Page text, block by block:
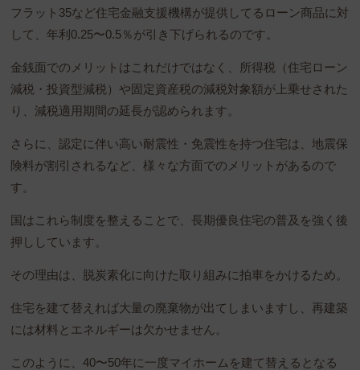
フラット35など住宅金融支援機構が提供してるローン商品に対
して、年利0.25〜0.5％が引き下げられるのです。
金銭面でのメリットはこれだけではなく、所得税（住宅ローン
減税・投資型減税）や固定資産税の減税対象額が上乗せされた
り、減税適用期間の延長が認められます。
さらに、認定に伴い高い耐震性・免震性を持つ住宅は、地震保
険料が割引されるなど、様々な方面でのメリットがあるので
す。
国はこれら制度を整えることで、長期優良住宅の普及を強く後
押ししています。
その理由は、脱炭素化に向けた取り組みに拍車をかけるため。
住宅を建て替えれば大量の廃棄物が出てしまいますし、再建築
には材料とエネルギーは欠かせません。
このように、40〜50年に一度マイホームを建て替えるとなる